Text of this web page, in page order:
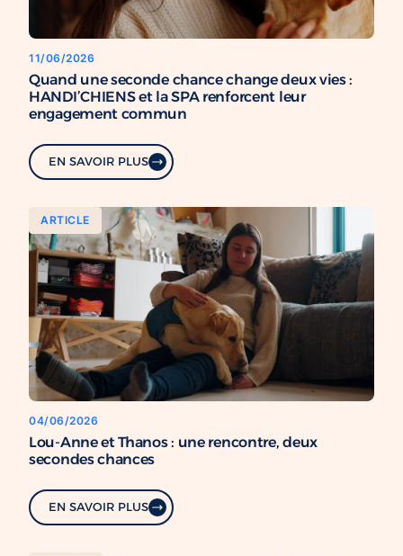
11/06/2026
Quand une seconde chance change deux vies :
HANDI’CHIENS et la SPA renforcent leur
engagement commun
EN SAVOIR PLUS
ARTICLE
04/06/2026
Lou-Anne et Thanos : une rencontre, deux
secondes chances
EN SAVOIR PLUS